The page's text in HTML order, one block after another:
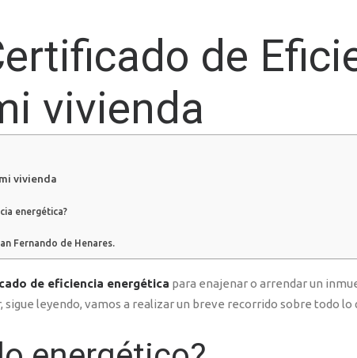
de
vivienda
vivienda
energética?
Fernando de Henares.
de eficiencia energética para enajenar o arrendar un
leyendo, vamos a realizar un breve recorrido sobre todo lo